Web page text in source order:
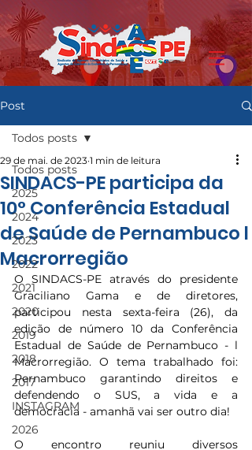
Post
Todos posts
2025
2024
2023
2022
2021
2020
2019
2018
2017
INSTAGRAM
2026
Todos posts
SINDACS-PE participa da
10° Conferência Estadual
de Saúde de Pernambuco l
Macrorregião
29 de mai. de 2023 1 min de leitura
O SINDACS-PE através do presidente
Graciliano Gama e de diretores,
participou nesta sexta-feira (26), da
edição de número 10 da Conferência
Estadual de Saúde de Pernambuco - l
Macrorregião. O tema trabalhado foi:
Pernambuco garantindo direitos e
defendendo o SUS, a vida e a
democracia - amanhã vai ser outro dia!
O encontro reuniu diversos